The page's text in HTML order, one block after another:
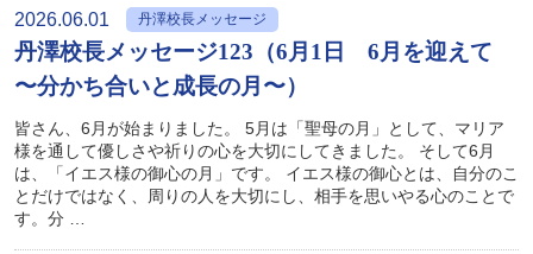
2026.06.01 丹澤校長メッセージ
丹澤校長メッセージ123（6月1日 6月を迎えて
〜分かち合いと成長の月〜）
皆さん、6月が始まりました。 5月は「聖母の月」として、マリア
様を通して優しさや祈りの心を大切にしてきました。 そして6月
は、「イエス様の御心の月」です。 イエス様の御心とは、自分のこ
とだけではなく、周りの人を大切にし、相手を思いやる心のことで
す。分 …